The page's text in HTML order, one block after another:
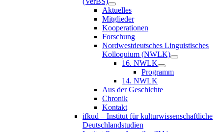
Aktuelles
Mitglieder
Kooperationen
Forschung
Nordwestdeutsches Linguistisches
Kolloquium (NWLK)
16. NWLK
Programm
14. NWLK
Aus der Geschichte
Chronik
Kontakt
ifkud – Institut für kulturwissenschaftliche
Deutschlandstudien